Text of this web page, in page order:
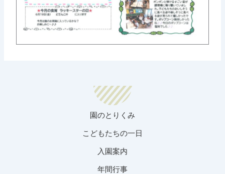
園のとりくみ
こどもたちの一日
入園案内
年間行事